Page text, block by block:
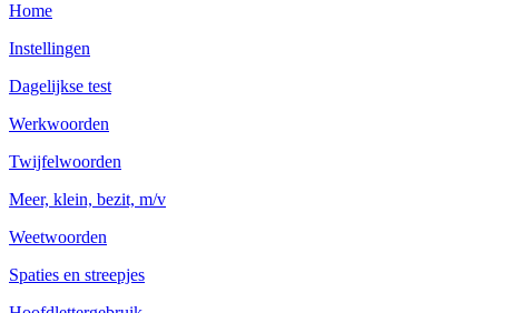
Home
Instellingen
Dagelijkse test
Werkwoorden
Twijfelwoorden
Meer, klein, bezit, m/v
Weetwoorden
Spaties en streepjes